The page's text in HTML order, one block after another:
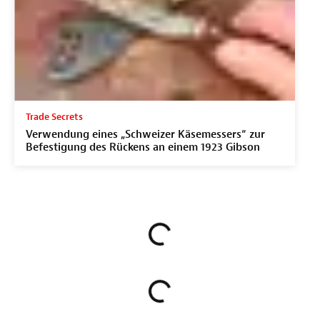
Trade Secrets
Verwendung eines „Schweizer Käsemessers“ zur
Befestigung des Rückens an einem 1923 Gibson